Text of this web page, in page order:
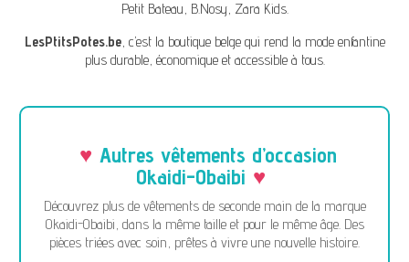
Petit Bateau, B.Nosy, Zara Kids.
LesPtitsPotes.be, c’est la boutique belge qui rend la mode enfantine
plus durable, économique et accessible à tous.
Autres vêtements d’occasion
Okaidi-Obaibi
Découvrez plus de vêtements de seconde main de la marque
Okaidi-Obaibi, dans la même taille et pour le même âge. Des
pièces triées avec soin, prêtes à vivre une nouvelle histoire.